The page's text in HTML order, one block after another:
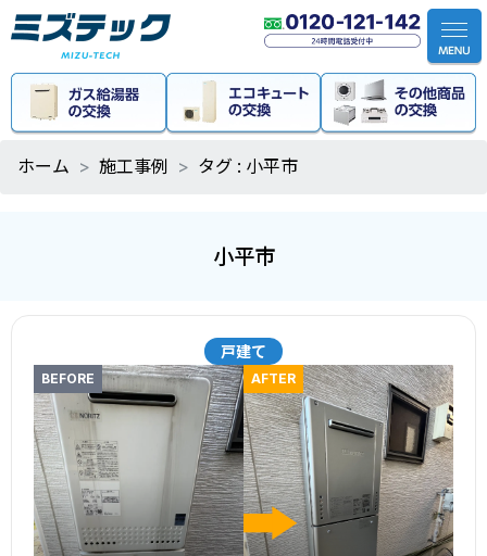
ホーム 施工事例 タグ : 小平市
小平市
戸建て
BEFORE AFTER